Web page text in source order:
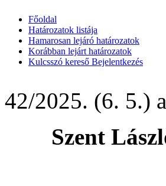
Főoldal
Határozatok listája
Hamarosan lejáró határozatok
Korábban lejárt határozatok
Kulcsszó kereső Bejelentkezés
42/2025. (6. 5.)
Szent